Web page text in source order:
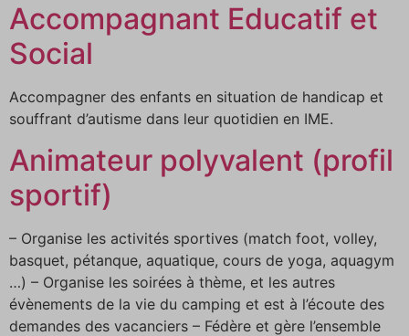
Accompagnant Educatif et
Social
Accompagner des enfants en situation de handicap et
souffrant d’autisme dans leur quotidien en IME.
Animateur polyvalent (profil
sportif)
– Organise les activités sportives (match foot, volley,
basquet, pétanque, aquatique, cours de yoga, aquagym
…) – Organise les soirées à thème, et les autres
évènements de la vie du camping et est à l’écoute des
demandes des vacanciers – Fédère et gère l’ensemble